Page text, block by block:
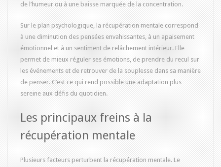
de l’humeur ou à une baisse marquée de la concentration.
Sur le plan psychologique, la récupération mentale correspond
à une diminution des pensées envahissantes, à un apaisement
émotionnel et à un sentiment de relâchement intérieur. Elle
permet de mieux réguler ses émotions, de prendre du recul sur
les événements et de retrouver de la souplesse dans sa manière
de penser. C’est ce qui rend possible une adaptation plus
sereine aux défis du quotidien.
Les principaux freins à la
récupération mentale
Plusieurs facteurs perturbent la récupération mentale. Le